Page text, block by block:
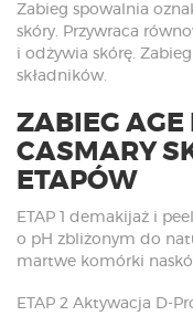
Zabieg spowalnia
skóry. Przywraca
i odżywia skórę.
składników.
ZABIEG AGE
CASMARY
ETAPÓW
ETAP 1 demakijaż i
o pH zbliżonym do
martwe komórki
ETAP 2 Aktywacja D-